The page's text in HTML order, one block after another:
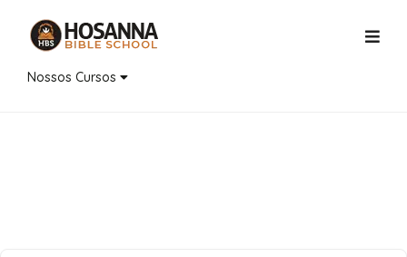
Nossos Cursos